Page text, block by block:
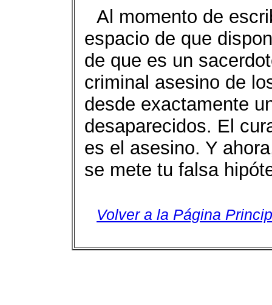
Al momento de
espacio de que
de que es un
criminal asesino de
desde exactamente
desaparecidos. El
es el asesino. Y
se mete tu falsa
Volver a la Página